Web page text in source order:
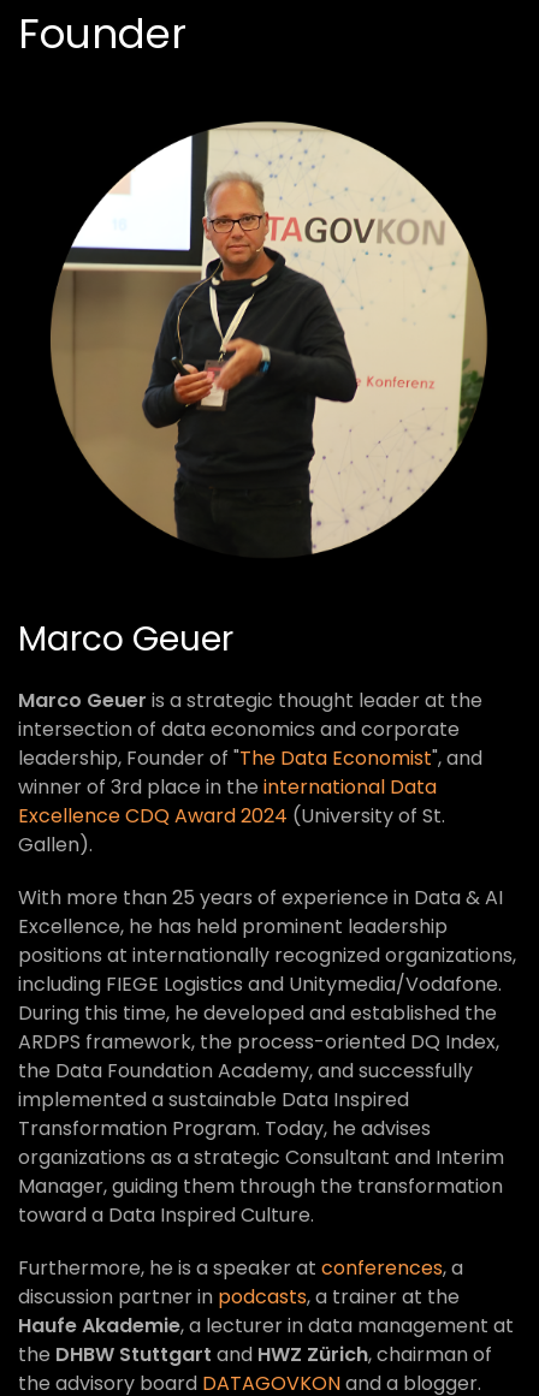
Founder
Marco Geuer
Marco Geuer is a strategic thought leader at the
intersection of data economics and corporate
leadership, Founder of "The Data Economist", and
winner of 3rd place in the international Data
Excellence CDQ Award 2024 (University of St.
Gallen).
With more than 25 years of experience in Data & AI
Excellence, he has held prominent leadership
positions at internationally recognized organizations,
including FIEGE Logistics and Unitymedia/Vodafone.
During this time, he developed and established the
ARDPS framework, the process-oriented DQ Index,
the Data Foundation Academy, and successfully
implemented a sustainable Data Inspired
Transformation Program. Today, he advises
organizations as a strategic Consultant and Interim
Manager, guiding them through the transformation
toward a Data Inspired Culture.
Furthermore, he is a speaker at conferences, a
discussion partner in podcasts, a trainer at the
Haufe Akademie, a lecturer in data management at
the DHBW Stuttgart and HWZ Zürich, chairman of
the advisory board DATAGOVKONand a blogger.